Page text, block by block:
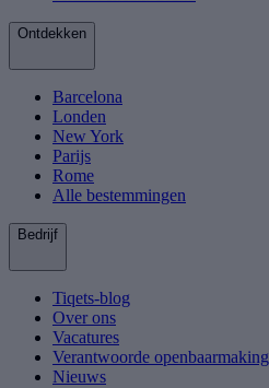
Ontdekken
Barcelona
Londen
New York
Parijs
Rome
Alle bestemmingen
Bedrijf
Tiqets-blog
Over ons
Vacatures
Verantwoorde openbaarmaking
Nieuws